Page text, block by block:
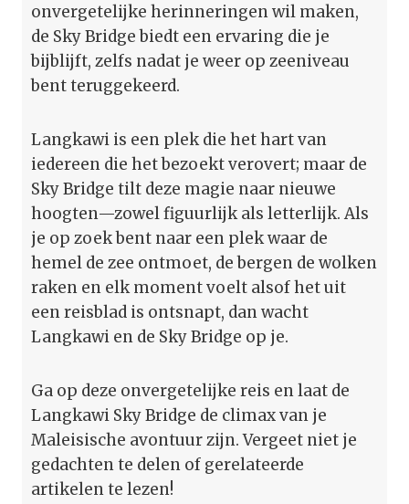
onvergetelijke herinneringen wil maken,
de Sky Bridge biedt een ervaring die je
bijblijft, zelfs nadat je weer op zeeniveau
bent teruggekeerd.
Langkawi is een plek die het hart van
iedereen die het bezoekt verovert; maar de
Sky Bridge tilt deze magie naar nieuwe
hoogten—zowel figuurlijk als letterlijk. Als
je op zoek bent naar een plek waar de
hemel de zee ontmoet, de bergen de wolken
raken en elk moment voelt alsof het uit
een reisblad is ontsnapt, dan wacht
Langkawi en de Sky Bridge op je.
Ga op deze onvergetelijke reis en laat de
Langkawi Sky Bridge de climax van je
Maleisische avontuur zijn. Vergeet niet je
gedachten te delen of gerelateerde
artikelen te lezen!